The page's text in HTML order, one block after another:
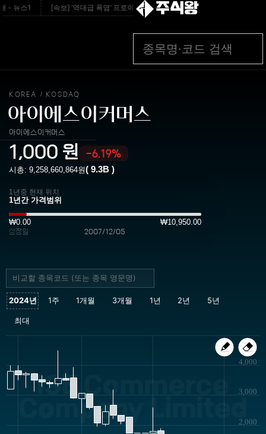
- 뉴스1 [속보] ’역대급 폭염’ 프로야구 주말까지 중단 - 연합뉴스TV
주식왕
KOREA / KOSDAQ
아이에스이커머스
아이에스이커머스
1,000 원 -6.19%
시총: 9,258,660,864원( 9.3B )
1년중 현재 위치
₩0.00 ₩10,950.00
상장일 2007/12/05
ISE Commerce
Company Limited 2,000
3,000
4,000